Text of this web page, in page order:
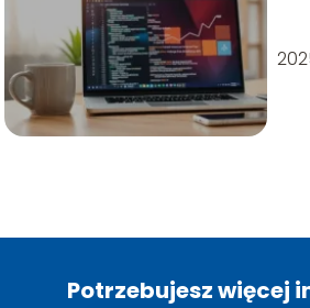
Potrzebujesz więcej